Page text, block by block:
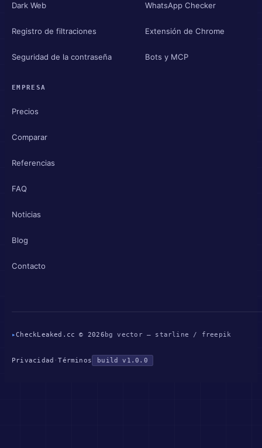
Dark Web
Registro de filtraciones
Seguridad de la contraseña
WhatsApp Checker
Extensión de Chrome
Bots y MCP
EMPRESA
Precios
Comparar
Referencias
FAQ
Noticias
Blog
Contacto
▸CheckLeaked.cc © 2026 bg vector — starline / freepik
Privacidad ·Términos build v1.0.0